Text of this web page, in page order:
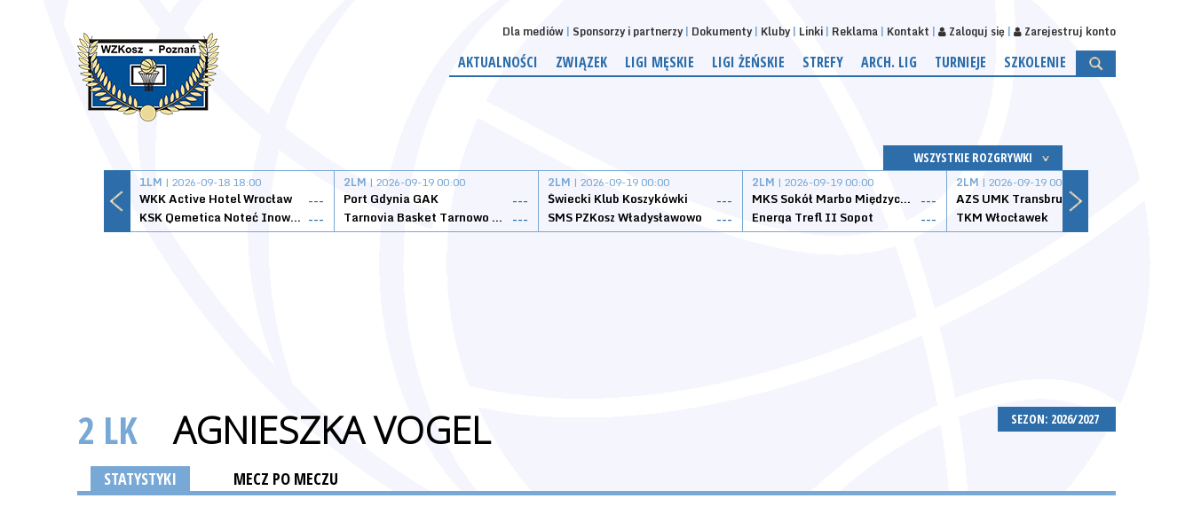
Dla mediów Sponsorzy i partnerzy Dokumenty Kluby Linki Reklama Kontakt Zaloguj się Zarejestruj konto
AKTUALNOŚCI ZWIĄZEK LIGI MĘSKIE LIGI ŻEŃSKIE STREFY ARCH. LIG TURNIEJE SZKOLENIE
WSZYSTKIE ROZGRYWKI
1LM | 2026-09-18 18:00
WKK Active Hotel Wrocław
---
KSK Qemetica Noteć Inowrocław ---
2LM | 2026-09-19 00:00
Port Gdynia GAK
---
Tarnovia Basket Tarnowo Podgórne ---
2LM | 2026-09-19 00:00
Świecki Klub Koszykówki
---
SMS PZKosz Władysławowo
---
2LM | 2026-09-19 00:00
MKS Sokół Marbo Międzychód ---
Energa Trefl II Sopot
---
2LM | 2026-09-19 00:00
AZS UMK Transbruk Toruń
TKM Włocławek
SEZON: 2026/2027
2 LK AGNIESZKA VOGEL
STATYSTYKI MECZ PO MECZU